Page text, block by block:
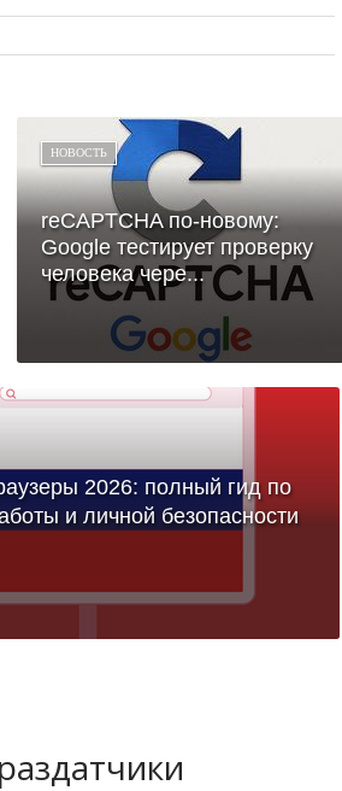
НОВОСТЬ
reCAPTCHA по-новому:
Google тестирует проверку
человека чере...
2026: полный гид по
и личной безопасности